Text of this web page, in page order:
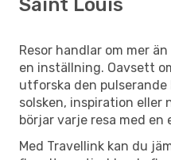
Saint Louis
Resor handlar om mer
en inställning. Oavsett
utforska den pulserande
solsken, inspiration
börjar varje resa med en
Med Travellink kan du